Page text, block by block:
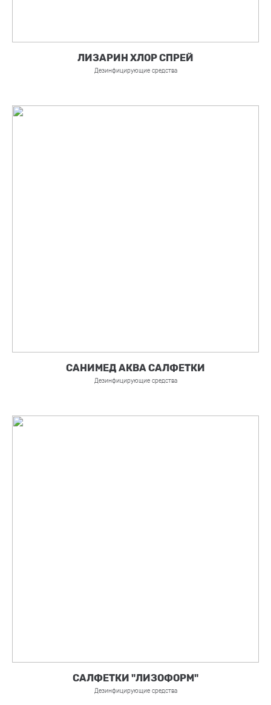
ЛИЗАРИН ХЛОР СПРЕЙ
Дезинфицирующие средства
САНИМЕД АКВА САЛФЕТКИ
Дезинфицирующие средства
САЛФЕТКИ "ЛИЗОФОРМ"
Дезинфицирующие средства